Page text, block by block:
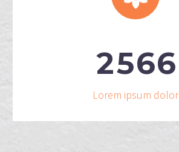
2566
Lorem ipsum dolor